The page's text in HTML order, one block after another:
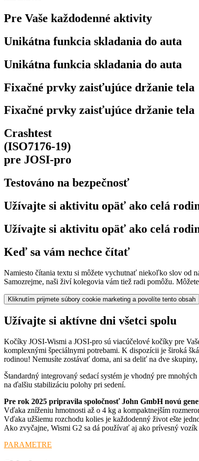
Pre Vaše každodenné aktivity
Unikátna funkcia skladania do auta
Unikátna funkcia skladania do auta
Fixačné prvky zaisťujúce držanie tela
Fixačné prvky zaisťujúce držanie tela
Crashtest
(ISO7176-19)
pre JOSI-pro
Testováno na bezpečnosť
Užívajte si aktivitu opäť ako celá
Užívajte si aktivitu opäť ako celá
Keď sa vám nechce čítať
Namiesto čítania textu si môžete vychutnať niekoľko slov od
Samozrejme, naši živí kolegovia vám tiež radi pomôžu.
Kliknutím prijmete súbory cookie marketing a povolíte tento obsah
Užívajte si aktívne dni všetci spolu
Kočíky JOSI-Wismi a JOSI-pro sú viacúčelové kočíky pre
komplexnými špeciálnymi potrebami. K dispozícii je široká
rodinou! Nemusíte zostávať doma, ani sa deliť na dve
Štandardný integrovaný sedací systém je vhodný pre
na ďalšiu stabilizáciu polohy pri sedení.
Pre rok 2025 pripravila spoločnosť John GmbH novú
Vďaka zníženiu hmotnosti až o 4 kg a kompaktnejším
Vďaka užšiemu rozchodu kolies je každodenný život ešte
Ako zvyčajne, Wismi G2 sa dá používať aj ako prívesný
PARAMETRE